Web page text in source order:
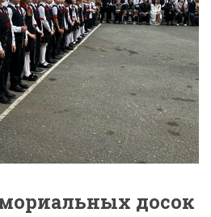
досок